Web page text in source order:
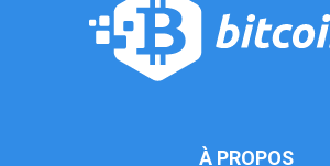
À PROPOS